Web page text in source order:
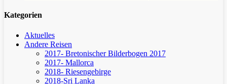
Kategorien
Aktuelles
Andere Reisen
2017- Bretonischer Bilderbogen 2017
2017- Mallorca
2018- Riesengebirge
2018-Sri Lanka